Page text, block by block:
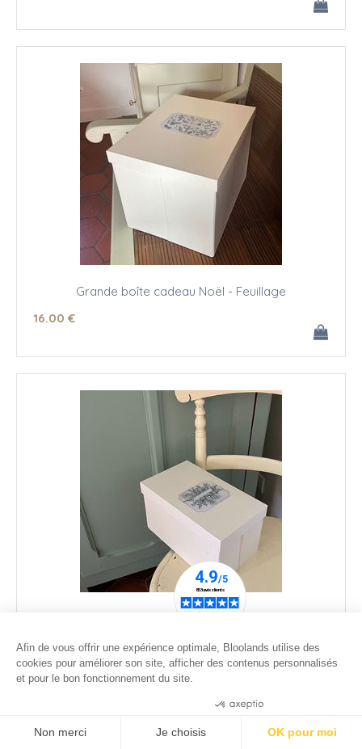
Grande boîte cadeau Noël - Feuillage
16.00 €
10.00 €
Afin de vous offrir une expérience optimale, Bloolands utilise des
cookies pour améliorer son site, afficher des contenus personnalisés
et pour le bon fonctionnement du site.
Non merci Je choisis OK pour moi